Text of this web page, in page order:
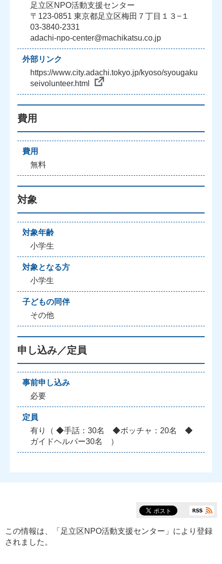
足立区NPO活動支援センター
〒123-0851 東京都足立区梅田７丁目１３−１
03-3840-2331
adachi-npo-center@machikatsu.co.jp
外部リンク
https://www.city.adachi.tokyo.jp/kyoso/syougaku
seivolunteer.html
費用
費用
無料
対象
対象年齢
小学生
対象となる方
小学生
子どもの同伴
その他
申し込み／定員
事前申し込み
必要
定員
有り（ ◆手話：30名 ◆ボッチャ：20名 ◆
ガイドヘルパー30名 ）
この情報は、「 足立区NPO活動支援センター 」により登録
されました。